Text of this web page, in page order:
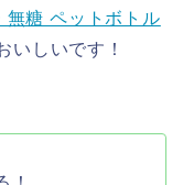
無糖 ペットボトル
いしいです！